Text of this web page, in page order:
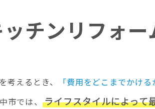
チンリフォ
考えるとき、 「費用をどこまでかけ
市では、
ライフスタイルによって